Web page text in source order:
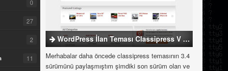
0
27
2
11
WordPress İlan Teması Classipress V 3.5.7
Merhabalar daha öncede classipress temasının 3.4
sürümünü paylaşmıştım şimdiki son sürüm olan ve